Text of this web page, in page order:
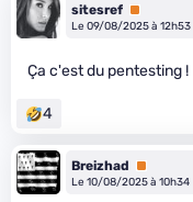
sitesref Premium
Le 09/08/2025 à 12h53
Ça c'est du pentesting !
4
Breizhad
Premium
Le 10/08/2025 à 10h34